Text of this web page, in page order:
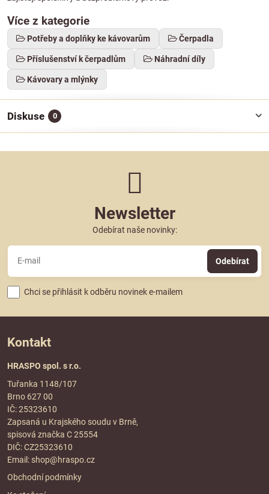
Více z kategorie
Potřeby a doplňky ke kávovarům Čerpadla
Příslušenství k čerpadlům Náhradní díly
Kávovary a mlýnky
Diskuse 0
Newsletter
Odebírat naše novinky:
Odebírat
Chci se přihlásit k odběru novinek e-mailem
Kontakt
HRASPO spol. s r.o.
Tuřanka 1148/107
Brno 627 00
IČ: 25323610
Zapsaná u Krajského soudu v Brně,
spisová značka C 25554
DIČ: CZ25323610
Email: shop@hraspo.cz
Obchodní podmínky